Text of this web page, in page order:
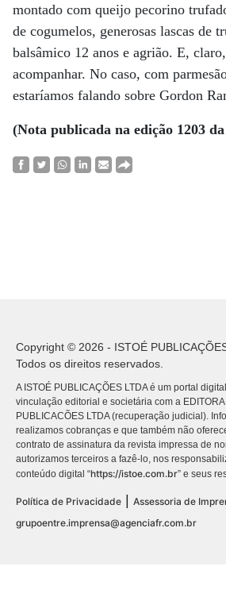
montado com queijo pecorino
de cogumelos, generosas lascas de
balsâmico 12 anos e agrião. E,
acompanhar. No caso, com
estaríamos falando sobre Gordon
(Nota publicada na edição 1203
Copyright © 2026 - ISTOÉ
Todos os direitos reservados.
A ISTOÉ PUBLICAÇÕES LTDA é um portal
vinculação editorial e societária com a
PUBLICACÕES LTDA (recuperação judicial).
realizamos cobranças e que também não
contrato de assinatura da revista impressa de
autorizamos terceiros a fazê-lo, nos
conteúdo digital “https://istoe.com.br” e seus
Política de Privacidade
Assessoria de
grupoentre.imprensa@agenciafr.com.br